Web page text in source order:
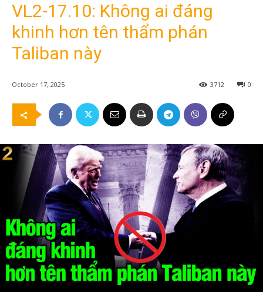
VL2-17.10: Không ai đáng
khinh hơn tên thẩm phán
Taliban này
October 17, 2025 0
3712